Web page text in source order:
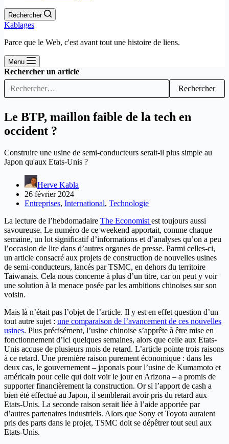
Rechercher
Kablages
Parce que le Web, c'est avant tout une histoire de liens.
Menu
Rechercher un article
Rechercher
Le BTP, maillon faible de la tech en
occident ?
Construire une usine de semi-conducteurs serait-il plus simple au
Japon qu'aux Etats-Unis ?
Herve Kabla
26 février 2024
Entreprises, International, Technologie
La lecture de l’hebdomadaire The Economist est toujours aussi
savoureuse. Le numéro de ce weekend apportait, comme chaque
semaine, un lot significatif d’informations et d’analyses qu’on a peu
l’occasion de lire dans d’autres organes de presse. Parmi celles-ci,
un article consacré aux projets de construction de nouvelles usines
de semi-conducteurs, lancés par TSMC, en dehors du territoire
Taiwanais. Cela nous concerne à plus d’un titre, car on peut y voir
une solution à la menace posée par les ambitions chinoises sur son
voisin.
Mais là n’était pas l’objet de l’article. Il y est en effet question d’un
tout autre sujet : une comparaison de l’avancement de ces nouvelles
usines. Plus précisément, l’usine chinoise s’apprête à être mise en
fonctionnement d’ici quelques semaines, alors que celle aux Etats-
Unis accuse de plusieurs mois de retard. L’article pointe trois raisons
à ce retard. Une première raison purement économique : dans les
deux cas, le gouvernement – japonais pour l’usine de Kumamoto et
américain pour celle qui doit voir le jour en Arizona – a promis de
supporter financièrement la construction. Or si l’apport de cash a
bien été effectué au Japon, il semblerait avoir pris du retard aux
Etats-Unis. La seconde raison serait liée à l’aide apportée par
d’autres partenaires industriels. Alors que Sony et Toyota auraient
pris des parts dans le projet, TSMC doit se dépêtrer tout seul aux
Etats-Unis.